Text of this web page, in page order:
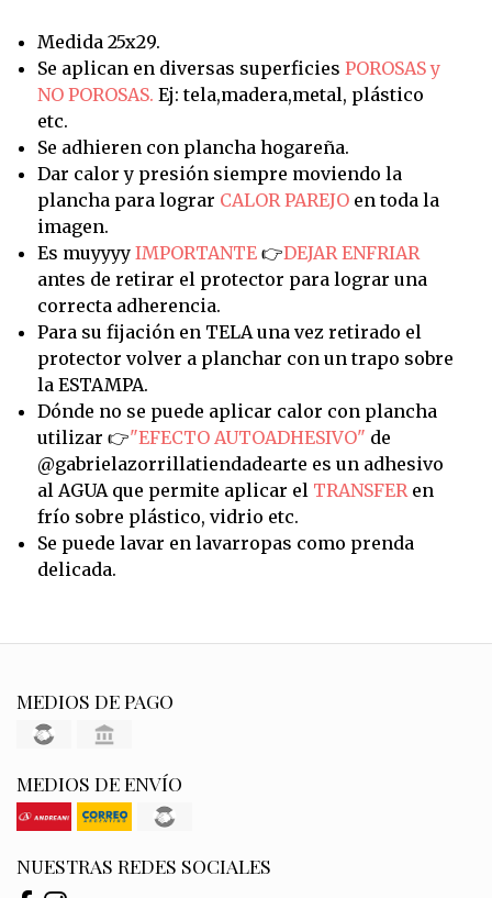
Medida 25x29.
Se aplican en diversas superficies POROSAS y
NO POROSAS. Ej: tela,madera,metal, plástico
etc.
Se adhieren con plancha hogareña.
Dar calor y presión siempre moviendo la
plancha para lograr CALOR PAREJOen toda la
imagen.
Es muyyyy IMPORTANTE👉DEJAR ENFRIAR
antes de retirar el protector para lograr una
correcta adherencia.
Para su fijación en TELA una vez retirado el
protector volver a planchar con un trapo sobre
la ESTAMPA.
Dónde no se puede aplicar calor con plancha
utilizar 👉"EFECTO AUTOADHESIVO" de
@gabrielazorrillatiendadearte es un adhesivo
al AGUA que permite aplicar el TRANSFERen
frío sobre plástico, vidrio etc.
Se puede lavar en lavarropas como prenda
delicada.
MEDIOS DE PAGO
MEDIOS DE ENVÍO
NUESTRAS REDES SOCIALES